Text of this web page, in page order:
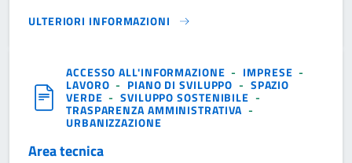
ULTERIORI INFORMAZIONI
AREA FINANZIARIA E PERSONALE}
ACCESSO ALL'INFORMAZIONE - IMPRESE -
LAVORO - PIANO DI SVILUPPO - SPAZIO
VERDE -SVILUPPO SOSTENIBILE -
TRASPARENZA AMMINISTRATIVA -
URBANIZZAZIONE
Area tecnica